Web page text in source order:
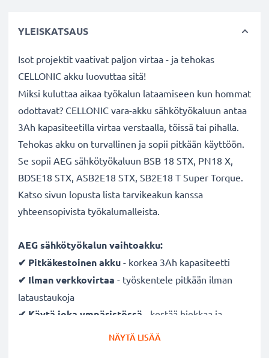
YLEISKATSAUS
Isot projektit vaativat paljon virtaa - ja tehokas
CELLONIC akku luovuttaa sitä!
Miksi kuluttaa aikaa työkalun lataamiseen kun hommat
odottavat? CELLONIC vara-akku sähkötyökaluun antaa
3Ah kapasiteetilla virtaa verstaalla, töissä tai pihalla.
Tehokas akku on turvallinen ja sopii pitkään käyttöön.
Se sopii AEG sähkötyökaluun BSB 18 STX, PN18 X,
BDSE18 STX, ASB2E18 STX, SB2E18 T Super Torque.
Katso sivun lopusta lista tarvikeakun kanssa
yhteensopivista työkalumalleista.
AEG sähkötyökalun vaihtoakku:
✔ Pitkäkestoinenakku - korkea 3Ah kapasiteetti
✔ Ilman verkkovirtaa - työskentele pitkään ilman
lataustaukoja
✔ Käytä joka ympäristössä
- kestää hiekkaa ja
NÄYTÄ LISÄÄ